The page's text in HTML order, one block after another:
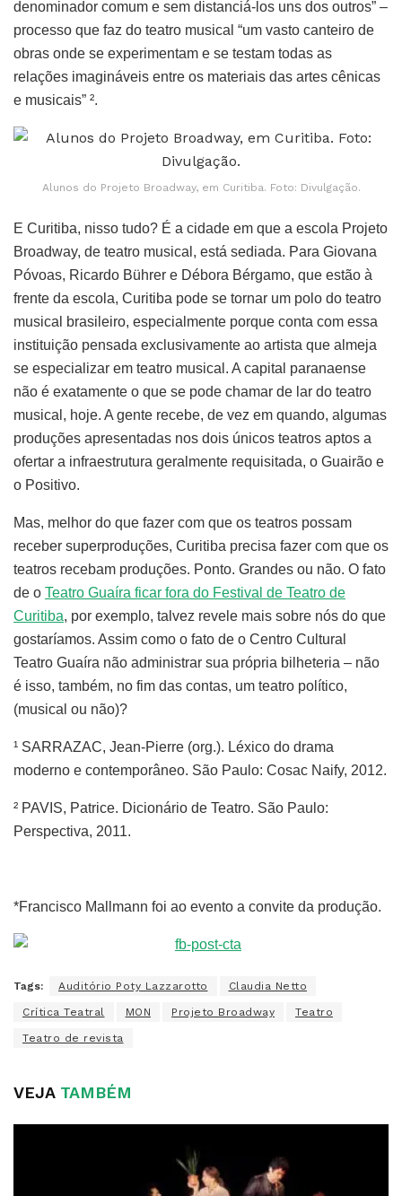
denominador comum e sem distanciá-los uns dos outros” –
processo que faz do teatro musical “um vasto canteiro de
obras onde se experimentam e se testam todas as
relações imagináveis entre os materiais das artes cênicas
e musicais” ².
Alunos do Projeto Broadway, em Curitiba. Foto: Divulgação.
E Curitiba, nisso tudo? É a cidade em que a escola Projeto
Broadway, de teatro musical, está sediada. Para Giovana
Póvoas, Ricardo Bührer e Débora Bérgamo, que estão à
frente da escola, Curitiba pode se tornar um polo do teatro
musical brasileiro, especialmente porque conta com essa
instituição pensada exclusivamente ao artista que almeja
se especializar em teatro musical. A capital paranaense
não é exatamente o que se pode chamar de lar do teatro
musical, hoje. A gente recebe, de vez em quando, algumas
produções apresentadas nos dois únicos teatros aptos a
ofertar a infraestrutura geralmente requisitada, o Guairão e
o Positivo.
Mas, melhor do que fazer com que os teatros possam
receber superproduções, Curitiba precisa fazer com que os
teatros recebam produções. Ponto. Grandes ou não. O fato
de o Teatro Guaíra ficar fora do Festival de Teatro de
Curitiba, por exemplo, talvez revele mais sobre nós do que
gostaríamos. Assim como o fato de o Centro Cultural
Teatro Guaíra não administrar sua própria bilheteria – não
é isso, também, no fim das contas, um teatro político,
(musical ou não)?
¹ SARRAZAC, Jean-Pierre (org.). Léxico do drama
moderno e contemporâneo. São Paulo: Cosac Naify, 2012.
² PAVIS, Patrice. Dicionário de Teatro. São Paulo:
Perspectiva, 2011.
*Francisco Mallmann foi ao evento a convite da produção.
Tags: Auditório Poty Lazzarotto Claudia Netto
Crítica Teatral MON Projeto Broadway Teatro
Teatro de revista
VEJATAMBÉM